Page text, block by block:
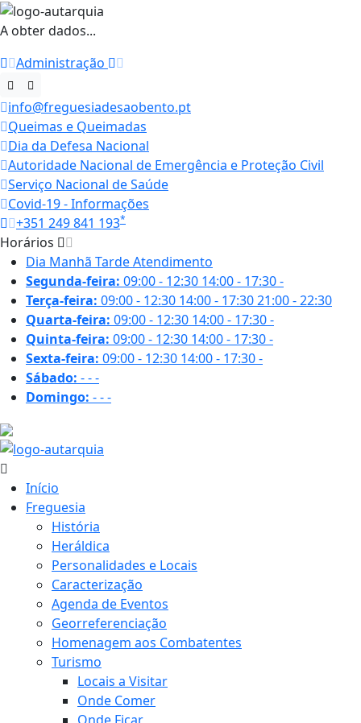
A obter dados...
Administração
info@freguesiadesaobento.pt
Queimas e Queimadas
Dia da Defesa Nacional
Autoridade Nacional de Emergência e Proteção Civil
Serviço Nacional de Saúde
Covid-19 - Informações
+351 249 841 193*
Horários
Dia Manhã TardeAtendimento
Segunda-feira: 09:00 - 12:30 14:00 - 17:30-
Terça-feira: 09:00 - 12:30 14:00 - 17:3021:00 - 22:30
Quarta-feira: 09:00 - 12:30 14:00 - 17:30-
Quinta-feira: 09:00 - 12:30 14:00 - 17:30-
Sexta-feira: 09:00 - 12:30 14:00 - 17:30-
Sábado: ---
Domingo: ---
Início
Freguesia
História
Heráldica
Personalidades e Locais
Caracterização
Agenda de Eventos
Georreferenciação
Homenagem aos Combatentes
Turismo
Locais a Visitar
Onde Comer